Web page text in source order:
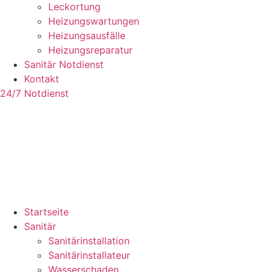
Leckortung
Heizungswartungen
Heizungsausfälle
Heizungsreparatur
Sanitär Notdienst
Kontakt
24/7 Notdienst
Startseite
Sanitär
Sanitärinstallation
Sanitärinstallateur
Wasserschaden